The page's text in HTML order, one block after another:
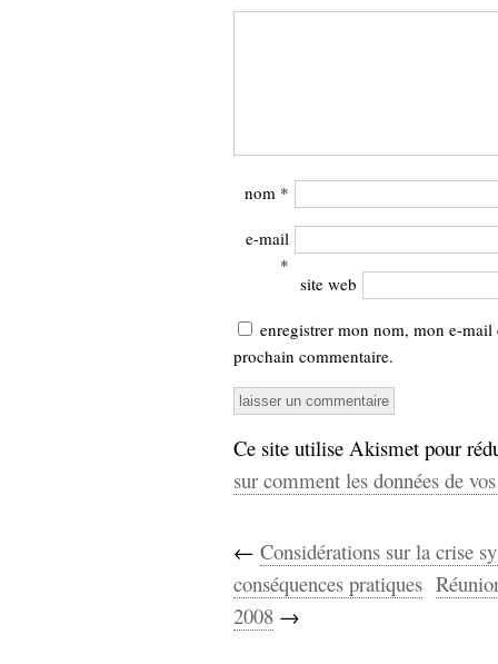
nom *
e-mail
*
site web
enregistrer mon nom, mon e-
prochain commentaire.
Ce site utilise Akismet pour
sur comment les données de
← Considérations sur la crise
conséquences pratiques
2008 →